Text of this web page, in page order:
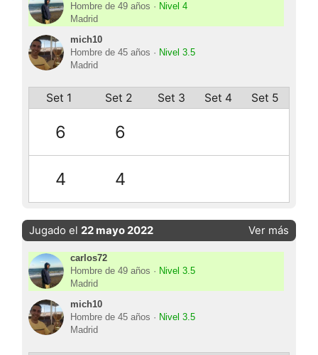
Hombre de 49 años · Nivel 4
Madrid
mich10
Hombre de 45 años · Nivel 3.5
Madrid
Set 1 Set 2 Set 3 Set 4 Set 5
6 6
4 4
Jugado el 22 mayo 2022 Ver más
carlos72
Hombre de 49 años · Nivel 3.5
Madrid
mich10
Hombre de 45 años · Nivel 3.5
Madrid